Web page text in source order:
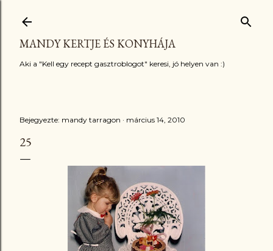
MANDY KERTJE ÉS KONYHÁJA
Aki a "Kell egy recept gasztroblogot" keresi, jó helyen van :)
Bejegyezte: mandy tarragon március 14, 2010
25